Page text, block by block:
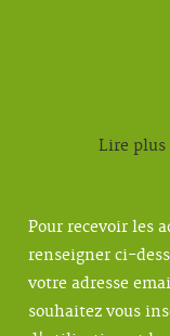
Lire plus
Pour recevoir les
renseigner ci-
votre adresse
souhaitez vous